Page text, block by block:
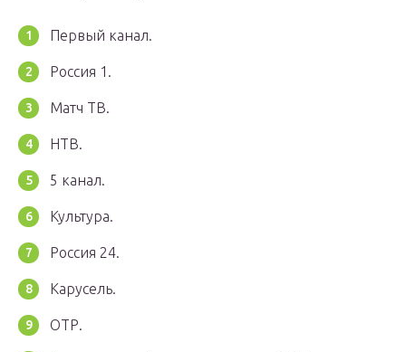
Первый канал.
Россия 1.
Матч ТВ.
НТВ.
5 канал.
Культура.
Россия 24.
Карусель.
ОТР.